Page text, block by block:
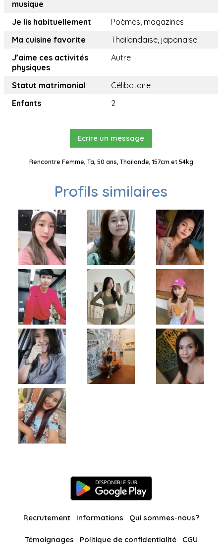
musique
Je lis habituellement
Poèmes, magazines
Ma cuisine favorite
Thailandaïse, japonaise
J’aime ces activités
physiques
Autre
Statut matrimonial
Célibataire
Enfants
2
Ecrire un message
Rencontre Femme, Ta, 50 ans, Thaïlande, 157cm et 54kg
Profils similaires
Recrutement Informations Qui sommes-nous?
Témoignages Politique de confidentialité CGU